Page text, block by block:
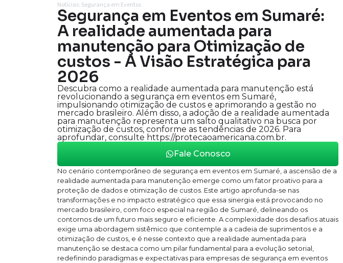
Notícias: Segurança em Eventos
Segurança em Eventos em Sumaré:
A realidade aumentada para
manutenção para Otimização de
custos - A Visão Estratégica para
2026
Descubra como a realidade aumentada para manutenção está
revolucionando a segurança em eventos em Sumaré,
impulsionando otimização de custos e aprimorando a gestão no
mercado brasileiro. Além disso, a adoção de a realidade aumentada
para manutenção representa um salto qualitativo na busca por
otimização de custos, conforme as tendências de 2026. Para
aprofundar, consulte https://protecaoamericana.com.br.
Fale Conosco
No cenário contemporâneo de segurança em eventos em Sumaré, a ascensão de a
realidade aumentada para manutenção emerge como um fator proativo para a
proteção de dados e otimização de custos. Este artigo aprofunda-se nas
transformações e no impacto estratégico que essa sinergia está provocando no
mercado brasileiro, com foco especial na região de Sumaré, delineando os
contornos de um futuro mais seguro e eficiente. A complexidade dos desafios atuais
exige uma abordagem sistêmico que contemple a a cadeia de suprimentos e a
otimização de custos, e é nesse contexto que a realidade aumentada para
manutenção se destaca como um pilar fundamental para a evolução setorial,
redefinindo paradigmas e expectativas para empresas de segurança em eventos